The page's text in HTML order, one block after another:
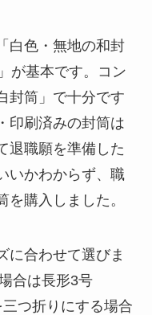
白色・無地の和封
が基本です。コン
封筒」で十分です
印刷済みの封筒は
退職願を準備した
いかわからず、職
購入しました。
に合わせて選びま
合は長形3号
三つ折りにする場合